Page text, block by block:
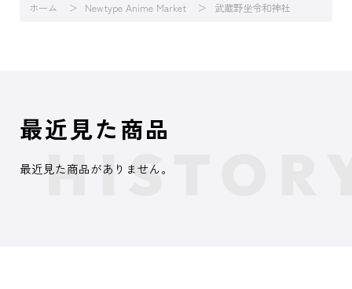
ホーム Newtype Anime Market 武蔵野坐令和神社
最近見た商品
最近見た商品がありません。